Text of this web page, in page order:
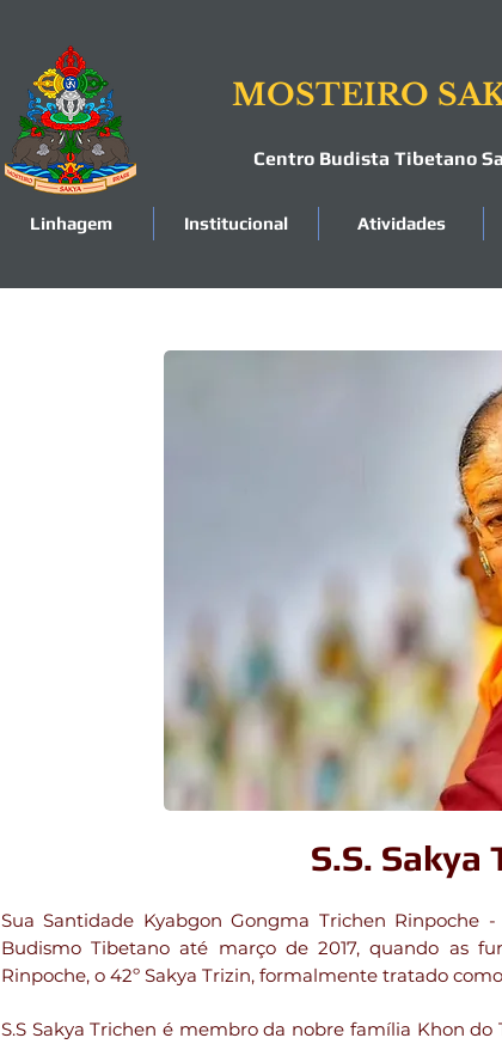
MOSTEIRO
Centro Budista Tibetano
Linhagem Institucional Atividades
S.S. Sakya
Sua Santidade Kyabgon Gongma Trichen Rinpoche
Budismo Tibetano até março de 2017, quando as
Rinpoche, o 42º Sakya Trizin, formalmente tratado
S.S Sakya Trichen é membro da nobre família Khon do